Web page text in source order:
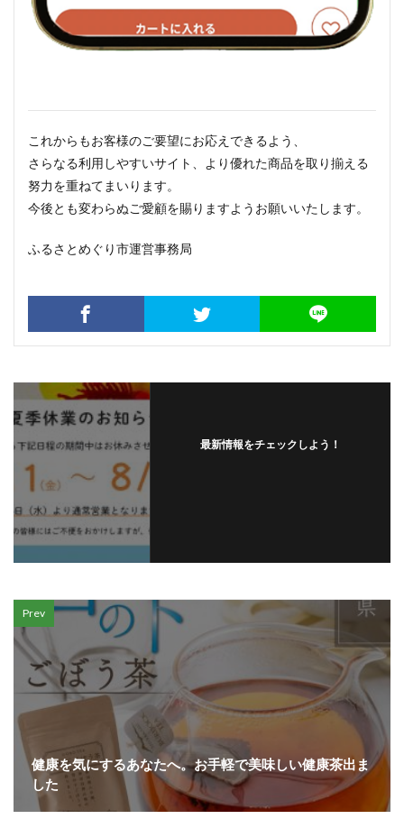
これからもお客様のご要望にお応えできるよう、
さらなる利用しやすいサイト、より優れた商品を取り揃える
努力を重ねてまいります。
今後とも変わらぬご愛顧を賜りますようお願いいたします。
ふるさとめぐり市運営事務局
最新情報をチェックしよう！
Prev
健康を気にするあなたへ。お手軽で美味しい健康茶出ま
した